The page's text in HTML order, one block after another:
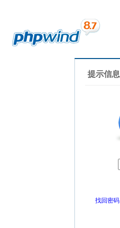
提示信息
找回密码